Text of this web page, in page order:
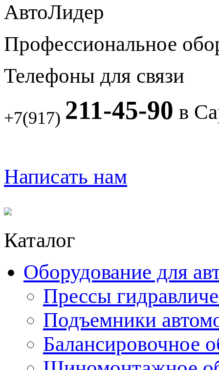
АвтоЛидер
Профессиональное
Телефоны для связи
+7(917) 211-45-90 в
Написать нам
Каталог
Оборудование для
Прессы
Подъемники
Балансировочное